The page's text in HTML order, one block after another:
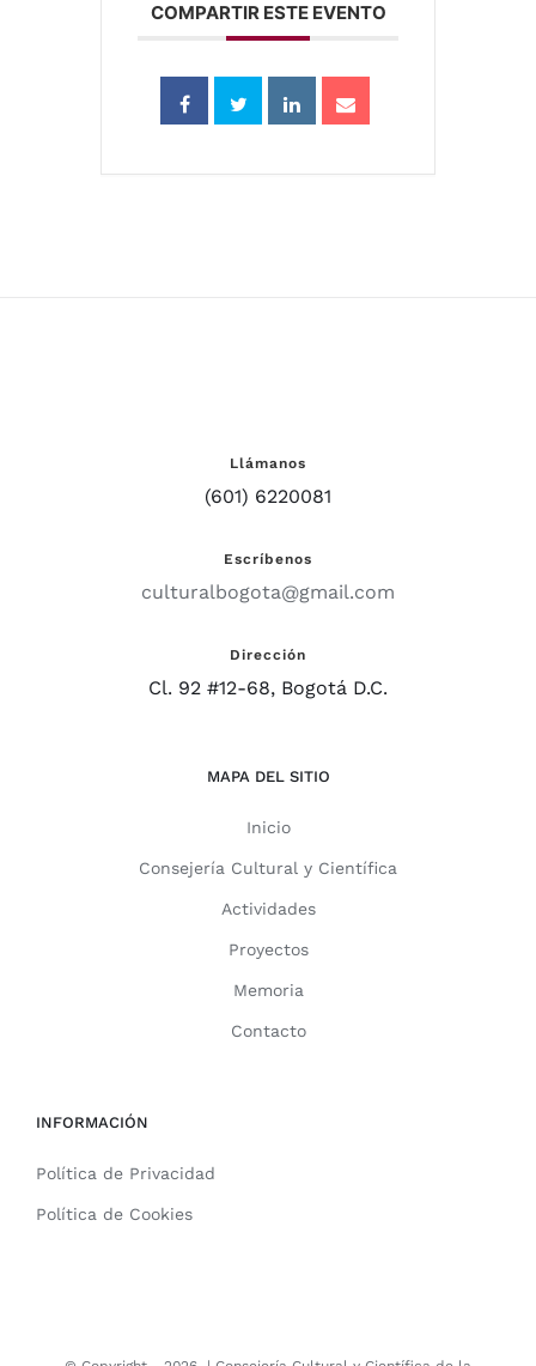
COMPARTIR ESTE EVENTO
Llámanos
(601) 6220081
Escríbenos
culturalbogota@gmail.com
Dirección
Cl. 92 #12-68, Bogotá D.C.
MAPA DEL SITIO
Inicio
Consejería Cultural y Científica
Actividades
Proyectos
Memoria
Contacto
INFORMACIÓN
Política de Privacidad
Política de Cookies